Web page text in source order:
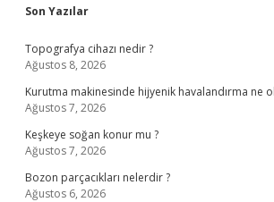
Sidebar
Son Yazılar
Topografya cihazı nedir ?
Ağustos 8, 2026
Kurutma makinesinde hijyenik havalandırma ne
Ağustos 7, 2026
Keşkeye soğan konur mu ?
Ağustos 7, 2026
Bozon parçacıkları nelerdir ?
Ağustos 6, 2026